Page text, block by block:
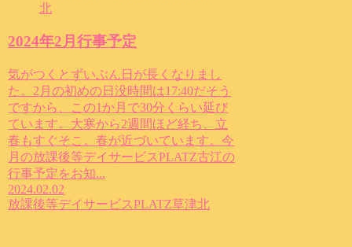
北
2024年2月行事予定
気がつくとずいぶん日が長くなりまし
た。2月の初めの日没時間は17:40だそう
ですから、この1か月で30分くらい延び
ています。大寒から2週間ほど経ち、立
春もすぐそこ。春が近づいています。今
月の放課後等デイサービスPLATZ古江の
行事予定をお知...
2024.02.02
放課後等デイサービスPLATZ草津北